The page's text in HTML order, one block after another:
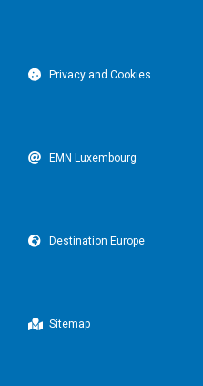
Privacy and Cookies
EMN Luxembourg
Destination Europe
Sitemap